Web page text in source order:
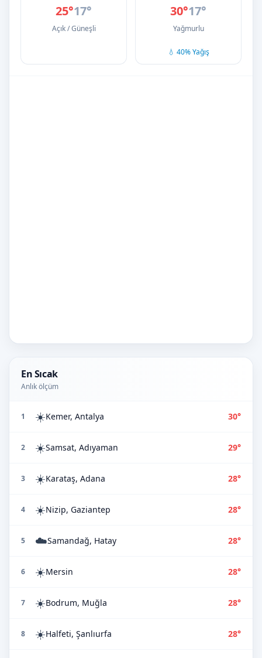
25°17°
Açık / Güneşli
30°17°
Yağmurlu
💧 40% Yağış
En Sıcak
Anlık ölçüm
1 ☀️Kemer, Antalya 30°
2 ☀️Samsat, Adıyaman 29°
3 ☀️Karataş, Adana 28°
4 ☀️Nizip, Gaziantep 28°
5 ☁️Samandağ, Hatay 28°
6 ☀️Mersin 28°
7 ☀️Bodrum, Muğla 28°
8 ☀️Halfeti, Şanlıurfa 28°